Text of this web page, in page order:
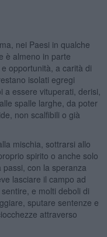
nei Paesi in qualche
è almeno in parte
opportunità, a carità di
isolati egregi
essere vituperati, derisi,
spalle larghe, da poter
non scalfibili o già
mischia, sottrarsi allo
spirito o anche solo
con la speranza
lasciare il campo ad
e molti deboli di
sputare sentenze e
attraverso